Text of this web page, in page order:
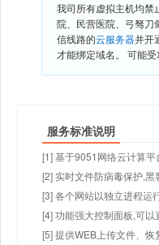
我司所有虚拟主机均禁
院、民营医院、弓驽刀
信线路的云服务器并开
才能绑定域名。 可能
服务标准说明
[1] 基于9051网络云计算
[2] 实时文件防病毒保护,
[3] 各个网站以独立进程运
[4] 功能强大控制面板,可
[5] 提供WEB上传文件、